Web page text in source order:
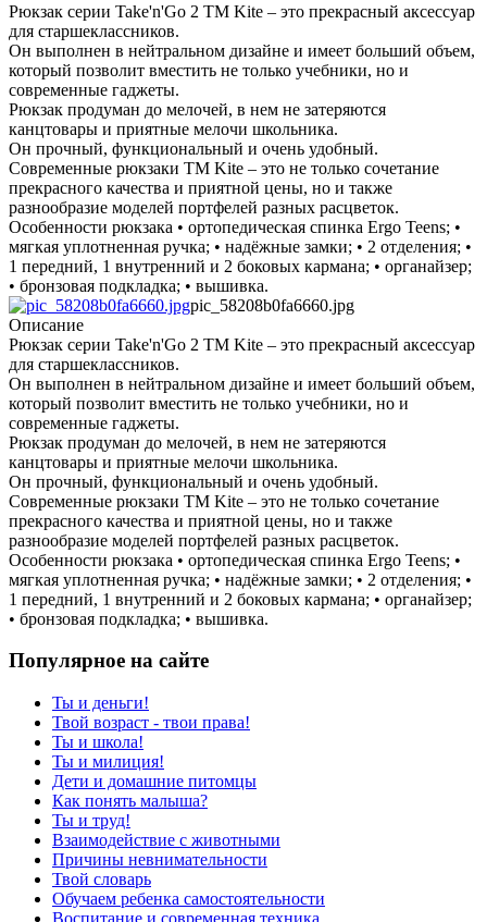
Рюкзак серии Take'n'Go 2 ТМ Kite – это прекрасный аксессуар
для старшеклассников.
Он выполнен в нейтральном дизайне и имеет больший объем,
который позволит вместить не только учебники, но и
современные гаджеты.
Рюкзак продуман до мелочей, в нем не затеряются
канцтовары и приятные мелочи школьника.
Он прочный, функциональный и очень удобный.
Современные рюкзаки ТМ Kite – это не только сочетание
прекрасного качества и приятной цены, но и также
разнообразие моделей портфелей разных расцветок.
Особенности рюкзака • ортопедическая спинка Ergo Teens; •
мягкая уплотненная ручка; • надёжные замки; • 2 отделения; •
1 передний, 1 внутренний и 2 боковых кармана; • органайзер;
• бронзовая подкладка; • вышивка.
pic_58208b0fa6660.jpg
Описание
Рюкзак серии Take'n'Go 2 ТМ Kite – это прекрасный аксессуар
для старшеклассников.
Он выполнен в нейтральном дизайне и имеет больший объем,
который позволит вместить не только учебники, но и
современные гаджеты.
Рюкзак продуман до мелочей, в нем не затеряются
канцтовары и приятные мелочи школьника.
Он прочный, функциональный и очень удобный.
Современные рюкзаки ТМ Kite – это не только сочетание
прекрасного качества и приятной цены, но и также
разнообразие моделей портфелей разных расцветок.
Особенности рюкзака • ортопедическая спинка Ergo Teens; •
мягкая уплотненная ручка; • надёжные замки; • 2 отделения; •
1 передний, 1 внутренний и 2 боковых кармана; • органайзер;
• бронзовая подкладка; • вышивка.
Популярное на сайте
Ты и деньги!
Твой возраст - твои права!
Ты и школа!
Ты и милиция!
Дети и домашние питомцы
Как понять малыша?
Ты и труд!
Взаимодействие с животными
Причины невнимательности
Твой словарь
Обучаем ребенка самостоятельности